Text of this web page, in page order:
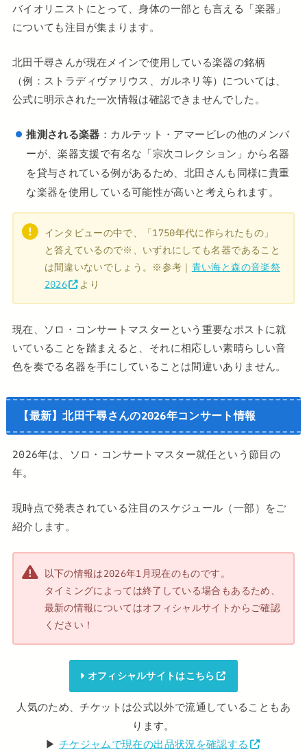
バイオリニストにとって、身体の一部とも言える「楽器」
についても注目が集まります。
北田千尋さんが現在メインで使用している楽器の銘柄
（例：ストラディヴァリウス、ガルネリ等）については、
公式に明示された一次情報は確認できませんでした。
推測される楽器 ：カルテット・アマービレの他のメンバ
ーが、楽器支援で有名な「宗次コレクション」から名器
を貸与されている例があるため、北田さんも同様に貴重
な楽器を使用している可能性が高いと考えられます。
インタビューの中で、「1750年代に作られたもの」
と答えているので※、いずれにしても名器であること
は間違いないでしょう。※参考｜ 青い海と森の音楽祭
2026
より
現在、ソロ・コンサートマスターという重要なポストに就
いていることを踏まえると、それに相応しい素晴らしい音
色を奏でる名器を手にしていることは間違いありません。
【最新】北田千尋さんの2026年コンサート情報
2026年は、ソロ・コンサートマスター就任という節目の
年。
現時点で発表されている注目のスケジュール（一部）をご
紹介します。
以下の情報は2026年1月現在のものです。
タイミングによっては終了している場合もあるため、
最新の情報についてはオフィシャルサイトからご確認
ください！
オフィシャルサイトはこちら
人気のため、チケットは公式以外で流通していることもあ
ります。
▶︎ チケジャムで現在の出品状況を確認する